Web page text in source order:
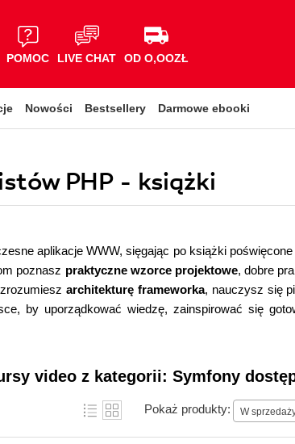
POMOC LIVE CHAT OD O,OOZŁ
Nowości Bestsellery Darmowe ebooki
PHP - książki
aplikacje WWW, sięgając po książki
poznasz praktyczne wzorce projektowe, dobre
architekturę frameworka, nauczysz się
by uporządkować wiedzę, zainspirować się
video z kategorii: Symfony
Pokaż produkty: W